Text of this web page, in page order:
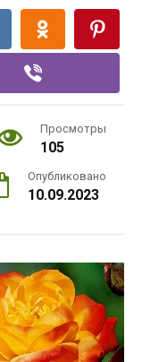
Просмотры
105
Опубликовано
10.09.2023